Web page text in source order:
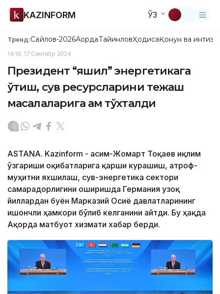
KAZINFORM ЎЗ
Тренд:Сайлов-2026АқордаТайинловҲодисаҚонун ва
14:18, 17 Сентябр 2024
Президент “яшил” энергетикага
ўтиш, сув ресурсларини тежаш
масалаларига ҳам тўхталди
ASTANA. Kazinform - Қасим-Жомарт Тоқаев иқлим
ўзгариши оқибатларига қарши курашиш, атроф-
муҳитни яхшилаш, сув-энергетика сектори
самарадорлигини оширишда Германия узоқ
йиллардан буён Марказий Осиё давлатларининг
ишончли ҳамкори бўлиб келганини айтди. Бу ҳақда
Ақорда матбуот хизмати хабар берди.